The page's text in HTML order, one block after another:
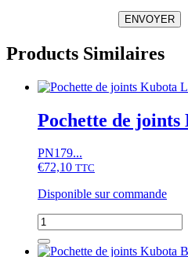
ENVOYER
Products Similaires
Pochette de joints
PN179...
€72,10 TTC
Disponible sur commande
quantité
de
Pochette